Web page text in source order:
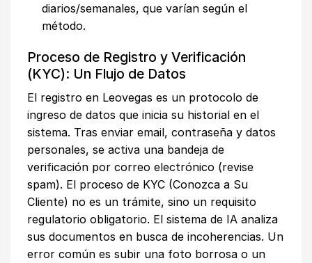
diarios/semanales, que varían según el
método.
Proceso de Registro y Verificación
(KYC): Un Flujo de Datos
El registro en Leovegas es un protocolo de
ingreso de datos que inicia su historial en el
sistema. Tras enviar email, contraseña y datos
personales, se activa una bandeja de
verificación por correo electrónico (revise
spam). El proceso de KYC (Conozca a Su
Cliente) no es un trámite, sino un requisito
regulatorio obligatorio. El sistema de IA analiza
sus documentos en busca de incoherencias. Un
error común es subir una foto borrosa o un